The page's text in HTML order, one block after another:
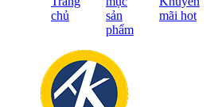
chủ
sản
phẩm
mãi hot